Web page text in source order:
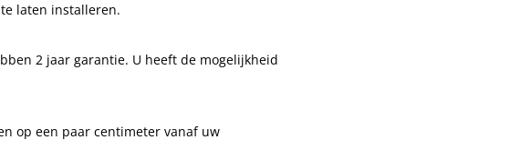
laten installeren.
2 jaar garantie. U heeft de mogelijkheid
op een paar centimeter vanaf uw